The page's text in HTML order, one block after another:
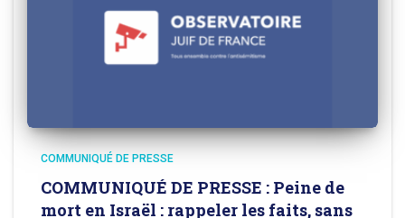
COMMUNIQUÉ DE PRESSE
COMMUNIQUÉ DE PRESSE : Peine de
mort en Israël : rappeler les faits, sans